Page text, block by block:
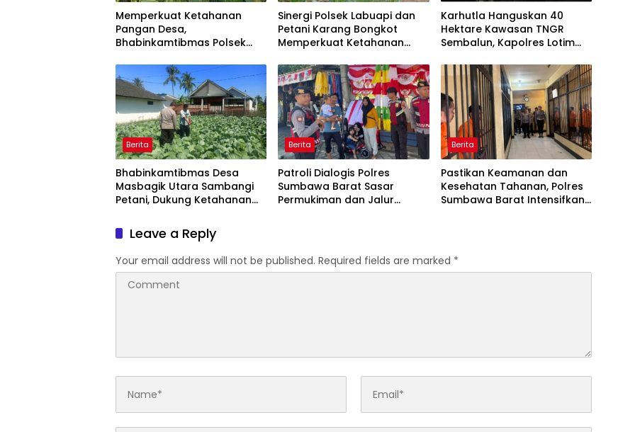
Memperkuat Ketahanan
Pangan Desa,
Bhabinkamtibmas Polsek
Kuranji Dalang
Sinergi Polsek Labuapi dan
Petani Karang Bongkot
Memperkuat Ketahanan
Karhutla Hanguskan 40
Hektare Kawasan TNGR
Sembalun, Kapolres Lotim
Api
Berita
Bhabinkamtibmas Desa
Masbagik Utara Sambangi
Petani, Dukung Ketahanan
Pangan
Berita
Patroli Dialogis Polres
Sumbawa Barat Sasar
Permukiman dan Jalur
Berita
Pastikan Keamanan dan
Kesehatan Tahanan, Polres
Sumbawa Barat Intensifkan
Leave a Reply
Your email address will not be published. Required fields are marked *